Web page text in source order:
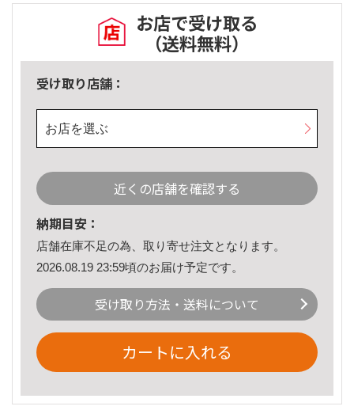
お店で受け取る
（送料無料）
受け取り店舗：
お店を選ぶ
近くの店舗を確認する
納期目安：
店舗在庫不足の為、取り寄せ注文となります。
2026.08.19 23:59頃のお届け予定です。
受け取り方法・送料について
カートに入れる